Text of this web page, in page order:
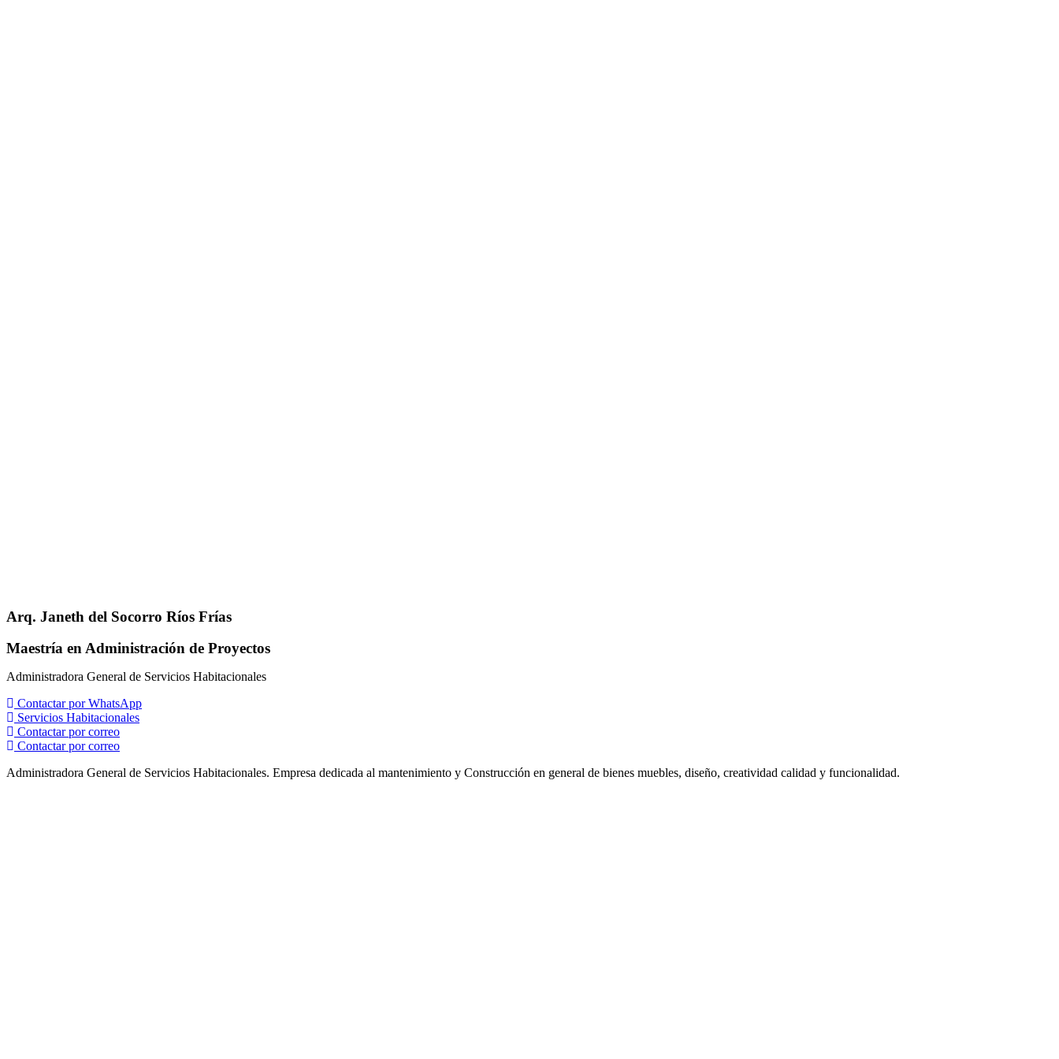
Arq. Janeth del Socorro Ríos Frías
Maestría en Administración de Proyectos
Administradora General de Servicios Habitacionales
Contactar por WhatsApp
Servicios Habitacionales
Contactar por correo
Contactar por correo
Administradora General de Servicios Habitacionales. Empresa dedicada al mantenimiento y Construcción en general de bienes muebles, diseño, creatividad calidad y funcionalidad.